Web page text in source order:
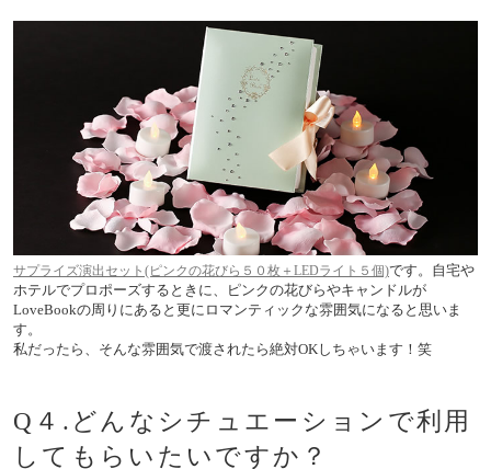
サプライズ演出セット(ピンクの花びら５０枚＋LEDライト５個)です。自宅や
ホテルでプロポーズするときに、ピンクの花びらやキャンドルが
LoveBookの周りにあると更にロマンティックな雰囲気になると思いま
す。
私だったら、そんな雰囲気で渡されたら絶対OKしちゃいます！笑
Q４.どんなシチュエーションで利用
してもらいたいですか？